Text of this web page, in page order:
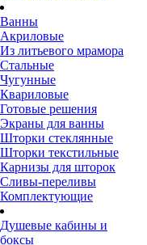
Ванны
Акриловые
Из литьевого мрамора
Стальные
Чугунные
Квариловые
Готовые решения
Экраны для ванны
Шторки стеклянные
Шторки текстильные
Карнизы для шторок
Сливы-переливы
Комплектующие
Душевые кабины и
боксы